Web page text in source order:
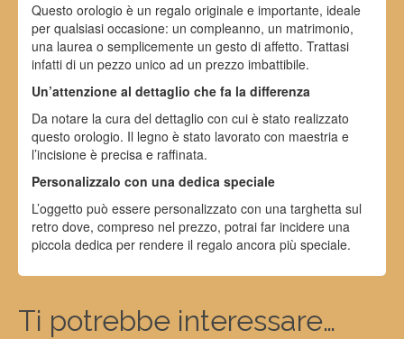
Questo orologio è un regalo originale e importante, ideale
per qualsiasi occasione: un compleanno, un matrimonio,
una laurea o semplicemente un gesto di affetto. Trattasi
infatti di un pezzo unico ad un prezzo imbattibile.
Un’attenzione al dettaglio che fa la differenza
Da notare la cura del dettaglio con cui è stato realizzato
questo orologio. Il legno è stato lavorato con maestria e
l’incisione è precisa e raffinata.
Personalizzalo con una dedica speciale
L’oggetto può essere personalizzato con una targhetta sul
retro dove, compreso nel prezzo, potrai far incidere una
piccola dedica per rendere il regalo ancora più speciale.
Ti potrebbe interessare…